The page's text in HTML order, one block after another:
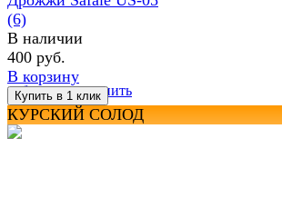
избранное сравнить
(6)
В наличии
400 руб.
В корзину
КУРСКИЙ СОЛОД